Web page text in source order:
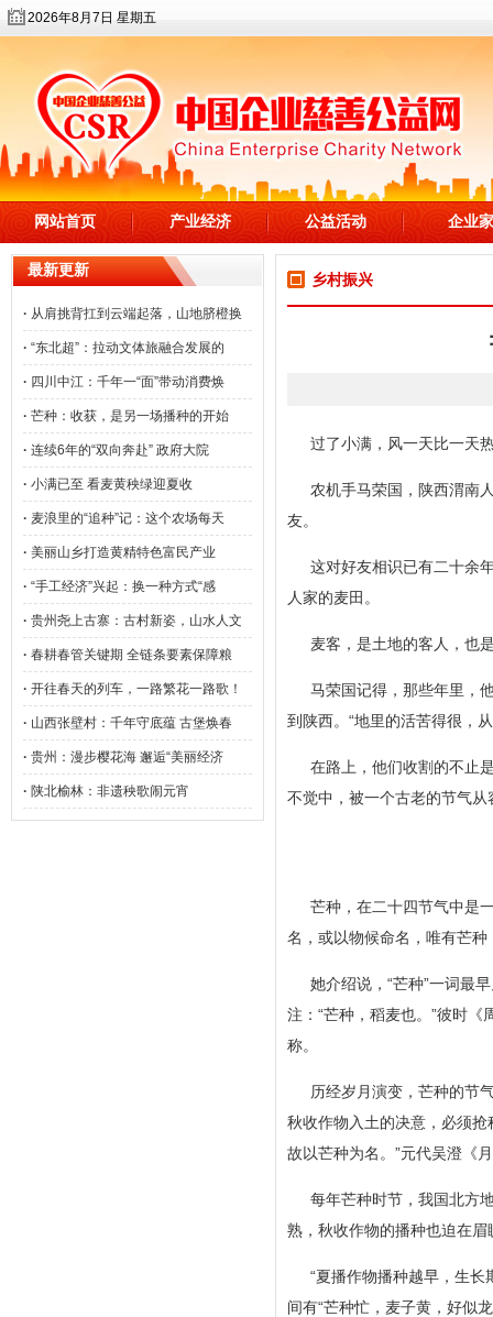
2026年8月7日 星期五
网站首页 产业经济 公益活动 企业家
最新更新
· 从肩挑背扛到云端起落，山地脐橙换
· “东北超”：拉动文体旅融合发展的
· 四川中江：千年一“面”带动消费焕
· 芒种：收获，是另一场播种的开始
· 连续6年的“双向奔赴” 政府大院
· 小满已至 看麦黄秧绿迎夏收
· 麦浪里的“追种”记：这个农场每天
· 美丽山乡打造黄精特色富民产业
· “手工经济”兴起：换一种方式“感
· 贵州尧上古寨：古村新姿，山水人文
· 春耕春管关键期 全链条要素保障粮
· 开往春天的列车，一路繁花一路歌！
· 山西张壁村：千年守底蕴 古堡焕春
· 贵州：漫步樱花海 邂逅“美丽经济
· 陕北榆林：非遗秧歌闹元宵
乡村振兴
过了小满，风一天比一天
农机手马荣国，陕西渭南
友。
这对好友相识已有二十余
人家的麦田。
麦客，是土地的客人，也
马荣国记得，那些年里，
到陕西。“地里的活苦得很，
在路上，他们收割的不止
不觉中，被一个古老的节气
芒种，在二十四节气中是
名，或以物候命名，唯有芒
她介绍说，“芒种”一词最
注：“芒种，稻麦也。”彼时
称。
历经岁月演变，芒种的节
秋收作物入土的决意，必须
故以芒种为名。”元代吴澄《
每年芒种时节，我国北方
熟，秋收作物的播种也迫在眉
“夏播作物播种越早，生
间有“芒种忙，麦子黄，好似